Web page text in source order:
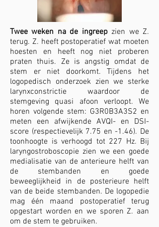
Twee weken na de ingreepzien we Z.
terug. Z. heeft postoperatief wat moeten
hoesten en heeft nog niet proberen
praten thuis. Ze is angstig omdat de
stem er niet doorkomt. Tijdens het
logopedisch onderzoek zien we sterke
larynxconstrictie waardoor de
stemgeving quasi afoon verloopt. We
horen volgende stem: G3R0B3A3S2 en
meten een afwijkende AVQI- en DSI-
score (respectievelijk 7.75 en -1.46). De
toonhoogte is verhoogd tot 227 Hz. Bij
laryngostroboscopie zien we een goede
medialisatie van de anterieure helft van
de stembanden en goede
beweeglijkheid in de posterieure helft
van de beide stembanden. De logopedie
mag één maand postoperatief terug
opgestart worden en we sporen Z. aan
om de stem te gebruiken.